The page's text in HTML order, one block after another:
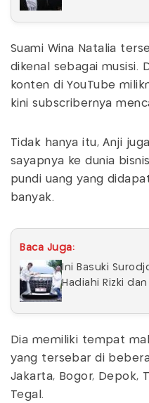
Suami Wina Natalia
dikenal sebagai musisi.
konten di YouTube
kini subscribernya
Tidak hanya itu, Anji
sayapnya ke dunia
pundi uang yang
banyak.
Baca Juga:
Ini Basuki
Hadiahi Rizki
Dia memiliki tempat
yang tersebar di
Jakarta, Bogor, Depok,
Tegal.